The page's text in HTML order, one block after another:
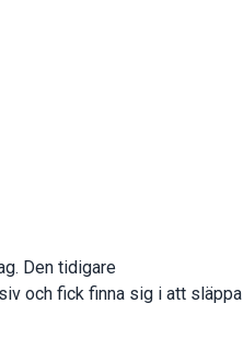
Den tidigare
och fick finna sig i att släppa